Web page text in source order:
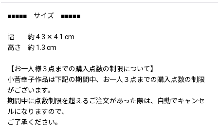
■■■■■ サイズ ■■■■■
幅 約 4.3 ✕ 4.1 cm
高さ 約 1.3 cm
【お一人様３点までの購入点数の制限について】
小菅幸子作品は下記の期間中、お一人３点までの購入点数の制限
がございます。
期間中に点数制限を超えるご注文があった際は、自動でキャンセ
ルになりますので、
ご了承ください。